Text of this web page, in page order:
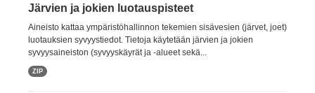
Järvien ja jokien luotauspisteet
Aineisto kattaa ympäristöhallinnon tekemien sisävesien (järvet, joet)
luotauksien syvyystiedot. Tietoja käytetään järvien ja jokien
syvyysaineiston (syvyyskäyrät ja -alueet sekä...
ZIP